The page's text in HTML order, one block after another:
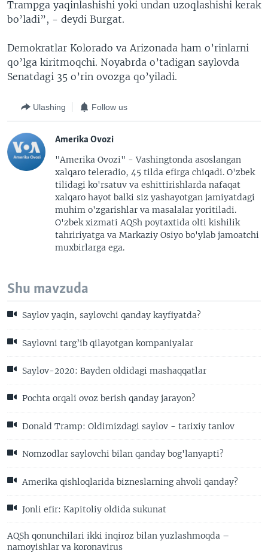
Trampga yaqinlashishi yoki undan uzoqlashishi kerak
bo’ladi”, - deydi Burgat.
Demokratlar Kolorado va Arizonada ham o’rinlarni
qo’lga kiritmoqchi. Noyabrda o’tadigan saylovda
Senatdagi 35 o’rin ovozga qo’yiladi.
Ulashing Follow us
Amerika Ovozi
"Amerika Ovozi" - Vashingtonda asoslangan
xalqaro teleradio, 45 tilda efirga chiqadi. O'zbek
tilidagi ko'rsatuv va eshittirishlarda nafaqat
xalqaro hayot balki siz yashayotgan jamiyatdagi
muhim o'zgarishlar va masalalar yoritiladi.
O'zbek xizmati AQSh poytaxtida olti kishilik
tahririyatga va Markaziy Osiyo bo'ylab jamoatchi
muxbirlarga ega.
Shu mavzuda
Saylov yaqin, saylovchi qanday kayfiyatda?
Saylovni targ’ib qilayotgan kompaniyalar
Saylov-2020: Bayden oldidagi mashaqqatlar
Pochta orqali ovoz berish qanday jarayon?
Donald Tramp: Oldimizdagi saylov - tarixiy tanlov
Nomzodlar saylovchi bilan qanday bog'lanyapti?
Amerika qishloqlarida bizneslarning ahvoli qanday?
Jonli efir: Kapitoliy oldida sukunat
AQSh qonunchilari ikki inqiroz bilan yuzlashmoqda –
namoyishlar va koronavirus